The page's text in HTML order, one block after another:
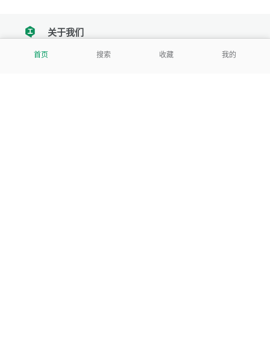
首页 搜索 收藏 我的
tencent关于我们
我们努力把每一个工具做成批量处理的产品